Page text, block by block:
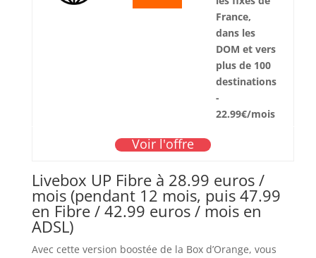
France,
dans les
DOM et vers
plus de 100
destinations
-
22.99€/mois
Voir l'offre
Livebox UP Fibre à 28.99 euros /
mois (pendant 12 mois, puis 47.99
en Fibre / 42.99 euros / mois en
ADSL)
Avec cette version boostée de la Box d’Orange, vous